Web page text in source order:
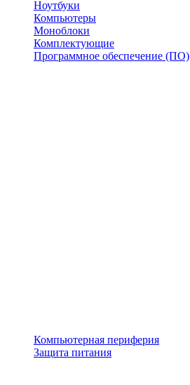
Ноутбуки
Компьютеры
Моноблоки
Комплектующие
Программное обеспечение (ПО)
Компьютерная периферия
Защита питания